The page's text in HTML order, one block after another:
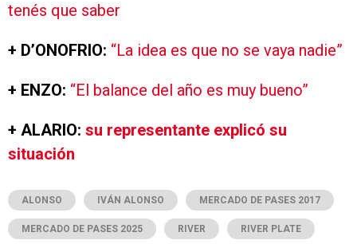
tenés que saber
+ D’ONOFRIO: “La idea es que no se vaya nadie”
+ ENZO: “El balance del año es muy bueno”
+ ALARIO: su representante explicó su
situación
ALONSO IVÁN ALONSO MERCADO DE PASES 2017
MERCADO DE PASES 2025 RIVER RIVER PLATE